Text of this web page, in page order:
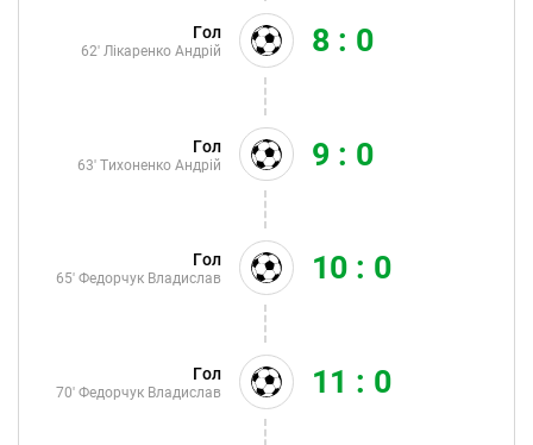
Гол
62'Лікаренко Андрій 8 : 0
Гол
63'Тихоненко Андрій 9 : 0
Гол
65'Федорчук Владислав 10 : 0
Гол
70'Федорчук Владислав 11 : 0